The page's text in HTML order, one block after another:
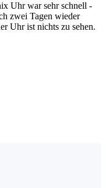
Uhr war sehr schnell -
zwei Tagen wieder
Uhr ist nichts zu sehen.